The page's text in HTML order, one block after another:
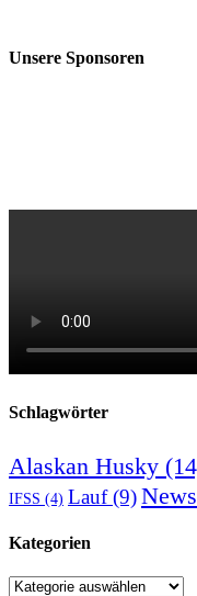
Unsere Sponsoren
Schlagwörter
Alaskan Husky
IFSS (4) Lauf(9)News
Kategorien
Kategorien